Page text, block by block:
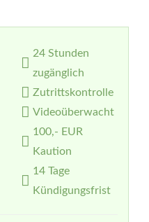
24 Stunden
zugänglich
Zutrittskontrolle
Videoüberwacht
100,- EUR
Kaution
14 Tage
Kündigungsfrist